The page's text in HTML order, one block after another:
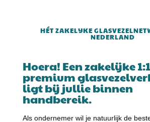
HÉT ZAKELIJKE
NEDERLAND
Hoera! Een zakelijke 1:1
premium
ligt bij jullie binnen
handbereik.
Als ondernemer wil je natuurlijk de